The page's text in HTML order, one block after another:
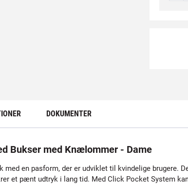
DOKUMENTER
Bukser med Knælommer - Dame
en pasform, der er udviklet til kvindelige brugere.
et pænt udtryk i lang tid. Med Click Pocket System